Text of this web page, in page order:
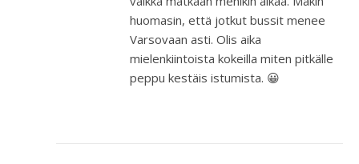
huomasin, että jotkut bussit menee
Varsovaan asti. Olis aika
mielenkiintoista kokeilla miten pitkälle
peppu kestäis istumista. 😀